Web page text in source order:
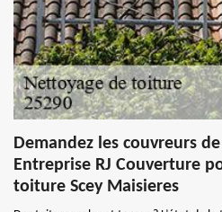
Demandez les couvreurs
Entreprise RJ Couverture
toiture Scey Maisieres